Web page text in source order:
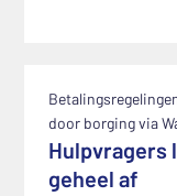
door borging via
Hulpvragers
geheel af